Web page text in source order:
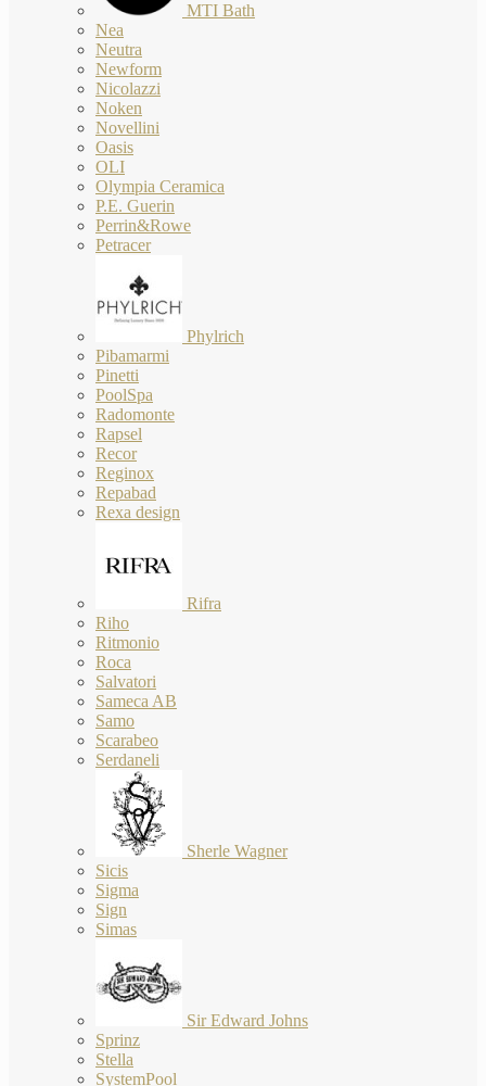
MTI Bath
Nea
Neutra
Newform
Nicolazzi
Noken
Novellini
Oasis
OLI
Olympia Ceramica
P.E. Guerin
Perrin&Rowe
Petracer
Phylrich
Pibamarmi
Pinetti
PoolSpa
Radomonte
Rapsel
Recor
Reginox
Repabad
Rexa design
Rifra
Riho
Ritmonio
Roca
Salvatori
Sameca AB
Samo
Scarabeo
Serdaneli
Sherle Wagner
Sicis
Sigma
Sign
Simas
Sir Edward Johns
Sprinz
Stella
SystemPool